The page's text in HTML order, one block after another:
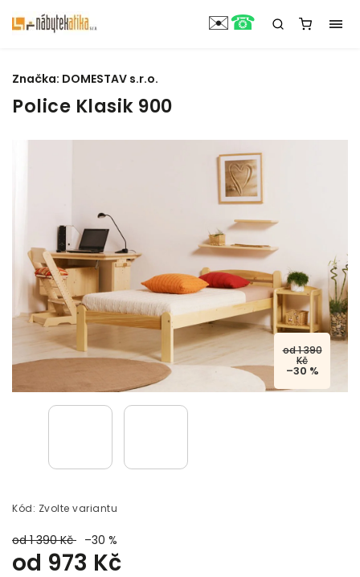
Police Klasik 900
od 1 390
Kč
–30 %
Kód: Zvolte variantu
od 1 390 Kč –30 %
od 973 Kč
Značka: DOMESTAV s.r.o.
✉️☎